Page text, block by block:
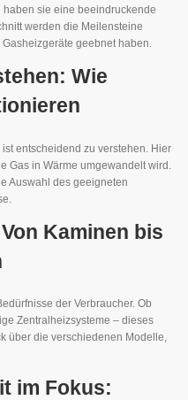
sie eine beeindruckende
werden die Meilensteine
geebnet haben.
Wie
entscheidend zu verstehen. Hier
Gas in Wärme umgewandelt wird.
Auswahl des geeigneten
Kaminen bis
der Verbraucher. Ob
Zentralheizsysteme – dieses
über die verschiedenen Modelle,
im Fokus: